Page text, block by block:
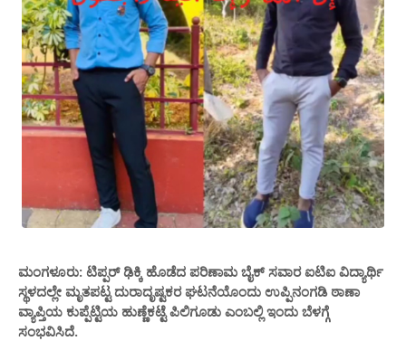
ಮಂಗಳೂರು: ಟಿಪ್ಪರ್ ಢಿಕ್ಕಿ ಹೊಡೆದ ಪರಿಣಾಮ ಬೈಕ್ ಸವಾರ ಐಟಿಐ ವಿದ್ಯಾರ್ಥಿ
ಸ್ಥಳದಲ್ಲೇ ಮೃತಪಟ್ಟ ದುರಾದೃಷ್ಟಕರ ಘಟನೆಯೊಂದು ಉಪ್ಪಿನಂಗಡಿ ಠಾಣಾ
ವ್ಯಾಪ್ತಿಯ ಕುಪ್ಪೆಟ್ಟಿಯ ಹುಣ್ಣೆಕಟ್ಟೆ ಪಿಲಿಗೂಡು ಎಂಬಲ್ಲಿ ಇಂದು ಬೆಳಗ್ಗೆ
ಸಂಭವಿಸಿದೆ.